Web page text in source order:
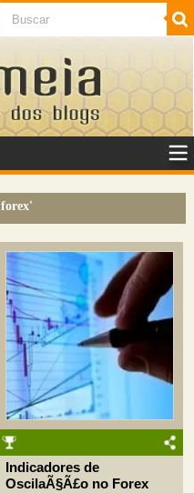
SaÃºde
forex'
Indicadores de
OscilaÃ§Ã£o no Forex